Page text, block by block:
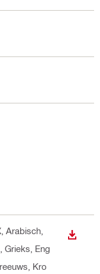
, Arabisch,
Grieks, Eng
Kro